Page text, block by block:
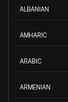
ALBANIAN
AMHARIC
ARABIC
ARMENIAN